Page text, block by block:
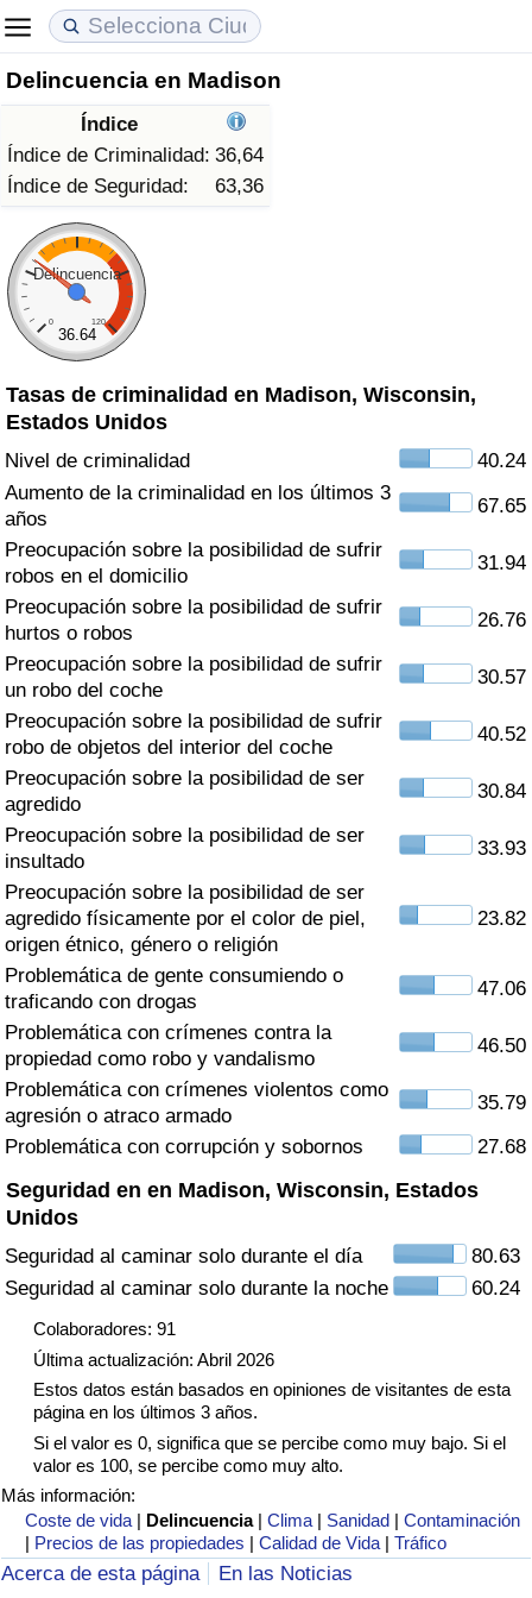
Delincuencia en Madison
Índice
Índice de Criminalidad: 36,64
Índice de Seguridad:
63,36
Delincuencia
0 120
36.64
Tasas de criminalidad en Madison, Wisconsin,
Estados Unidos
Nivel de criminalidad
40.24
Aumento de la criminalidad en los últimos 3
años
67.65
Preocupación sobre la posibilidad de sufrir
robos en el domicilio
31.94
Preocupación sobre la posibilidad de sufrir
hurtos o robos
26.76
Preocupación sobre la posibilidad de sufrir
un robo del coche
30.57
Preocupación sobre la posibilidad de sufrir
robo de objetos del interior del coche
40.52
Preocupación sobre la posibilidad de ser
agredido
30.84
Preocupación sobre la posibilidad de ser
insultado
33.93
Preocupación sobre la posibilidad de ser
agredido físicamente por el color de piel,
origen étnico, género o religión
23.82
Problemática de gente consumiendo o
traficando con drogas
47.06
Problemática con crímenes contra la
propiedad como robo y vandalismo
46.50
Problemática con crímenes violentos como
agresión o atraco armado
35.79
Problemática con corrupción y sobornos
27.68
Seguridad en en Madison, Wisconsin, Estados
Unidos
Seguridad al caminar solo durante el día
80.63
Seguridad al caminar solo durante la noche
60.24
Colaboradores: 91
Última actualización: Abril 2026
Estos datos están basados en opiniones de visitantes de esta
página en los últimos 3 años.
Si el valor es 0, significa que se percibe como muy bajo. Si el
valor es 100, se percibe como muy alto.
Más información:
Coste de vida | Delincuencia |Clima | Sanidad |Contaminación
| Precios de las propiedades |Calidad de Vida |Tráfico
Acerca de esta página
En las Noticias
Coste de vida
Índice de Costo de Vida (Actual)
Índice de Costo de Vida
Índice de costo de vida por país
en aqaba
Precios de las propiedades
Índice de Precios de Inmuebles (Actual)
Índice de Precios de Inmuebles
Índice de Precios de Inmuebles por País
Calidad de Vida
Índice de Calidad de Vida
Índice de Calidad de Vida (Actual)
Índice de calidad de vida por país
Delincuencia
Calificación del Índice de Criminalidad
(Actual)
Índice de Criminalidad
Índice de criminalidad por país
Sanidad
Índice de Sanidad (Actual)
Índice de Sanidad
Índice de Sanidad por País
Contaminación
Índice de Contaminación (Actual)
Índice de contaminación
Índice de Contaminación por País
Tráfico
Índice de Tráfico
Índice de Tráfico (Actual)
Índice de Tráfico por País